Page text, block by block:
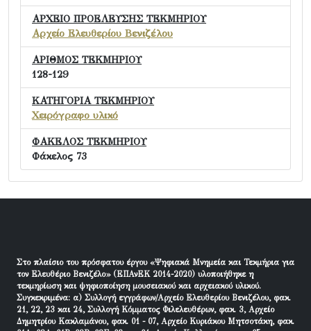
ΑΡΧΕΙΟ ΠΡΟΕΛΕΥΣΗΣ ΤΕΚΜΗΡΙΟΥ
Αρχείο Ελευθερίου Βενιζέλου
ΑΡΙΘΜΟΣ ΤΕΚΜΗΡΙΟΥ
128-129
ΚΑΤΗΓΟΡΙΑ ΤΕΚΜΗΡΙΟΥ
Χειρόγραφο υλικό
ΦΑΚΕΛΟΣ ΤΕΚΜΗΡΙΟΥ
Φάκελος 73
Στο πλαίσιο του πρόσφατου έργου «Ψηφιακά Μνημεία και Τεκμήρια για
τον Ελευθέριο Βενιζέλο» (ΕΠΑνΕΚ 2014-2020) υλοποιήθηκε η
τεκμηρίωση και ψηφιοποίηση μουσειακού και αρχειακού υλικού.
Συγκεκριμένα: α) Συλλογή εγγράφων/Αρχείο Ελευθερίου Βενιζέλου, φακ.
21, 22, 23 και 24, Συλλογή Κόμματος Φιλελευθέρων, φακ. 3, Αρχείο
Δημητρίου Κακλαμάνου, φακ. 01 - 07, Αρχείο Κυριάκου Μητσοτάκη, φακ.